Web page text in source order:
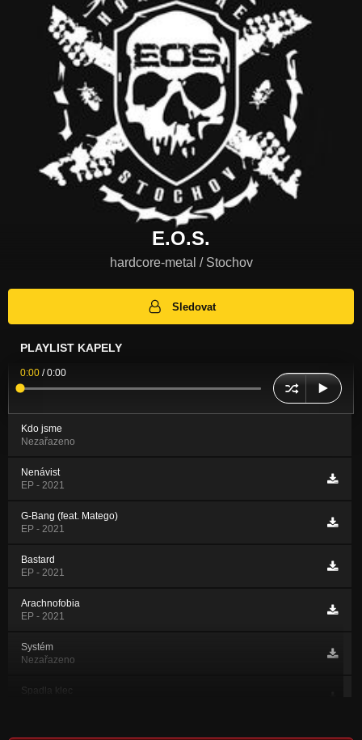
E.O.S.
hardcore-metal / Stochov
Sledovat
PLAYLIST KAPELY
0:00 /0:00
Kdo jsme
Nezařazeno
Nenávist
EP - 2021
G-Bang (feat. Matego)
EP - 2021
Bastard
EP - 2021
Arachnofobia
EP - 2021
Systém
Nezařazeno
Spadla klec